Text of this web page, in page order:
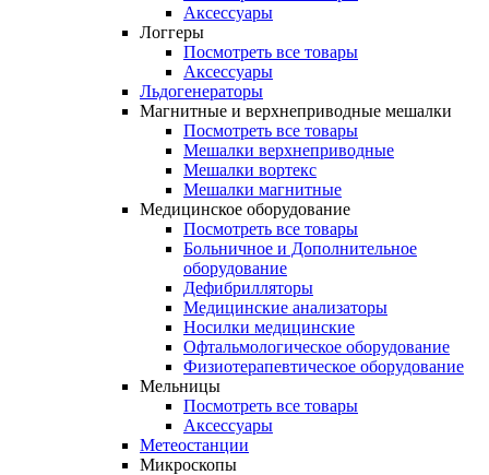
Аксессуары
Логгеры
Посмотреть все товары
Аксессуары
Льдогенераторы
Магнитные и верхнеприводные мешалки
Посмотреть все товары
Мешалки верхнеприводные
Мешалки вортекс
Мешалки магнитные
Медицинское оборудование
Посмотреть все товары
Больничное и Дополнительное
оборудование
Дефибрилляторы
Медицинские анализаторы
Носилки медицинские
Офтальмологическое оборудование
Физиотерапевтическое оборудование
Мельницы
Посмотреть все товары
Аксессуары
Метеостанции
Микроскопы